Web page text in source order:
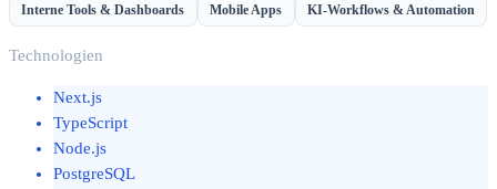
Interne Tools & Dashboards Mobile Apps KI-Workflows & Automation
Technologien
Next.js
TypeScript
Node.js
PostgreSQL